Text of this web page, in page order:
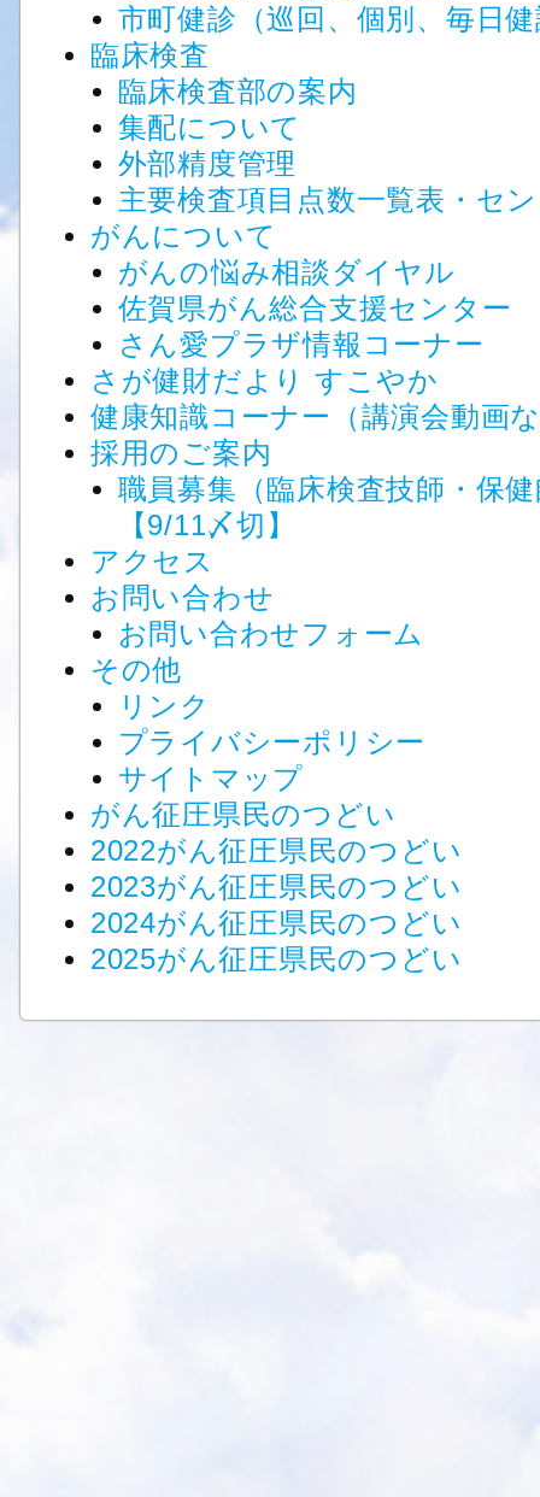
市町健診（巡回、個別、毎日
臨床検査
臨床検査部の案内
集配について
外部精度管理
主要検査項目点数一覧表・セ
がんについて
がんの悩み相談ダイヤル
佐賀県がん総合支援センター
さん愛プラザ情報コーナー
さが健財だより すこやか
健康知識コーナー（講演会動画
採用のご案内
職員募集（臨床検査技師・保
【9/11〆切】
アクセス
お問い合わせ
お問い合わせフォーム
その他
リンク
プライバシーポリシー
サイトマップ
がん征圧県民のつどい
2022がん征圧県民のつどい
2023がん征圧県民のつどい
2024がん征圧県民のつどい
2025がん征圧県民のつどい